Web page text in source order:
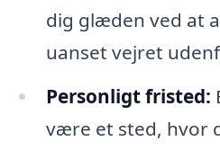
dig glæden ved at
uanset vejret
Personligt fristed:
være et sted, hvor